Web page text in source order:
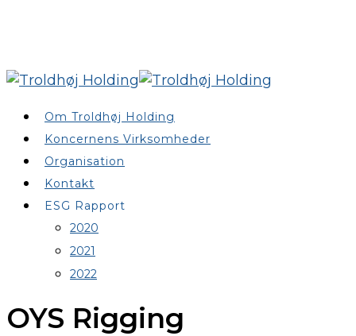
Om Troldhøj Holding
Koncernens Virksomheder
Organisation
Kontakt
ESG Rapport
2020
2021
2022
OYS Rigging